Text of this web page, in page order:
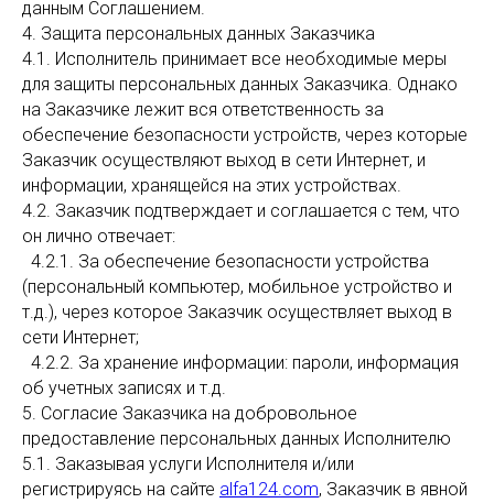
данным Соглашением.
4. Защита персональных данных Заказчика
4.1. Исполнитель принимает все необходимые меры
для защиты персональных данных Заказчика. Однако
на Заказчике лежит вся ответственность за
обеспечение безопасности устройств, через которые
Заказчик осуществляют выход в сети Интернет, и
информации, хранящейся на этих устройствах.
4.2. Заказчик подтверждает и соглашается с тем, что
он лично отвечает:
4.2.1. За обеспечение безопасности устройства
(персональный компьютер, мобильное устройство и
т.д.), через которое Заказчик осуществляет выход в
сети Интернет;
4.2.2. За хранение информации: пароли, информация
об учетных записях и т.д.
5. Согласие Заказчика на добровольное
предоставление персональных данных Исполнителю
5.1. Заказывая услуги Исполнителя и/или
регистрируясь на сайте alfa124.com, Заказчик в явной